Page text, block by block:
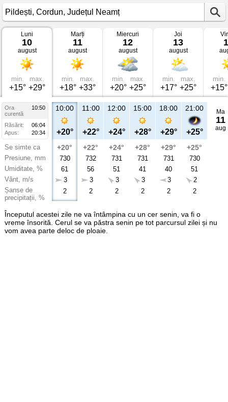
Vremea
Pildești
Cordun,
Județul
Neamț
Luni
10
august
min.
+15°
max.
+29°
Marți
11
august
min.
+18°
max.
+33°
Miercuri
12
august
min.
+20°
max.
+25°
Joi
13
august
min.
+17°
max.
+25°
min.
+15°
Ora
10:50
curentă
Răsărit:
06:04
Apus:
20:34
Se simte ca
Presiune, mm
Umiditate, %
Vânt, m/s
Șanse de
precipitații, %
10:00
+20°
+20°
730
61
3
2
11:00
+22°
+22°
732
56
3
2
12:00
+24°
+24°
731
51
3
2
15:00
+28°
+28°
731
41
3
2
18:00
+29°
+29°
731
40
3
2
21:00
+25°
+25°
730
51
2
2
Ma
11
aug
Începutul acestei zile ne va întâmpina cu un cer senin, va fi o
vreme însorită. Cerul se va păstra senin pe tot parcursul zilei și nu
vom avea parte deloc de ploaie.